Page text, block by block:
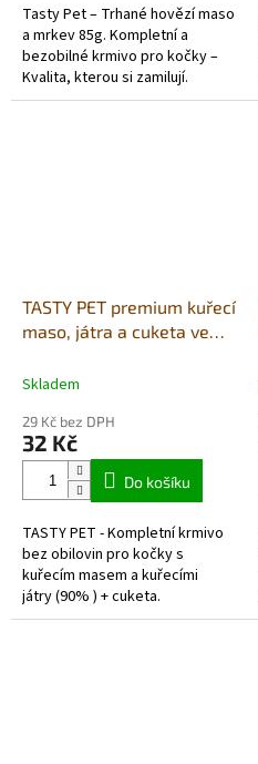
Tasty Pet – Trhané hovězí maso
a mrkev 85g. Kompletní a
bezobilné krmivo pro kočky –
Kvalita, kterou si zamilují.
Dopřejte své kočce
TASTY PET premium kuřecí
maso, játra a cuketa ve
Skladem
29 Kč bez DPH
32 Kč
Do košíku
TASTY PET - Kompletní krmivo
bez obilovin pro kočky s
kuřecím masem a kuřecími
játry (90% ) + cuketa.